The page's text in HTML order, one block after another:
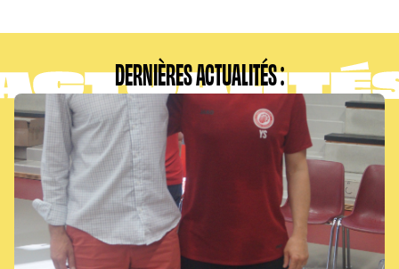
DERNIÈRES ACTUALITÉS :